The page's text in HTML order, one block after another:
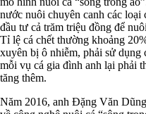
nước nuôi chuyên canh các loại
đầu tư cả trăm triệu đồng để
Tỉ lệ cá chết thường khoảng
xuyên bị ô nhiễm, phải sử
mỗi vụ cá gia đình anh lại phải
tăng thêm.
Năm 2016, anh Đặng Văn